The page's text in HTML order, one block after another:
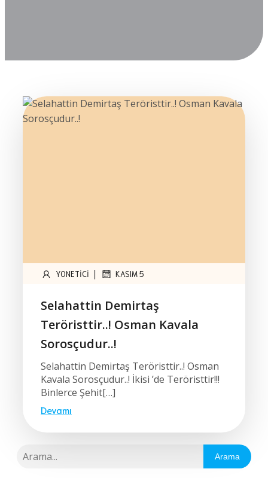
YONETICI | KASIM 5
Selahattin Demirtaş
Teröristtir..! Osman Kavala
Sorosçudur..!
Selahattin Demirtaş Teröristtir..! Osman
Kavala Sorosçudur..! İkisi ’de Teröristtir!!!
Binlerce Şehit[…]
Devamı
Arama